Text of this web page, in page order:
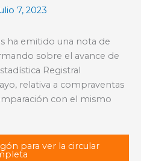
7, 2023
ha emitido una nota de
sobre el avance de
Registral
relativa a compraventas
con el mismo
para ver la circular